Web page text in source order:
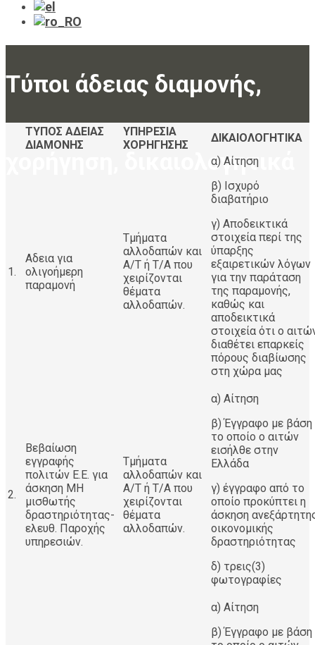
Τύποι άδειας διαμονής,
χορήγηση, δικαιολογητικά
ΤΥΠΟΣ ΑΔΕΙΑΣ
ΔΙΑΜΟΝΗΣ
ΥΠΗΡΕΣΙΑ
ΧΟΡΗΓΗΣΗΣ
ΔΙΚΑΙΟΛΟΓΗΤΙΚΑ
1.
Αδεια για
ολιγοήμερη
παραμονή
Τμήματα
αλλοδαπών και
Α/Τ ή Τ/Α που
χειρίζονται
θέματα
αλλοδαπών.
α) Αίτηση
β) Ισχυρό
διαβατήριο
γ) Αποδεικτικά
στοιχεία περί της
ύπαρξης
εξαιρετικών λόγων
για την παράταση
της παραμονής,
καθώς και
αποδεικτικά
στοιχεία ότι ο
διαθέτει επαρκείς
πόρους διαβίωσης
στη χώρα μας
2.
Βεβαίωση
εγγραφής
πολιτών Ε.Ε. για
άσκηση ΜΗ
μισθωτής
δραστηριότητας-
ελευθ. Παροχής
υπηρεσιών.
Τμήματα
αλλοδαπών και
Α/Τ ή Τ/Α που
χειρίζονται
θέματα
αλλοδαπών.
α) Αίτηση
β) Έγγραφο με βάση
το οποίο ο αιτών
εισήλθε στην
Ελλάδα
γ) έγγραφο από το
οποίο προκύπτει η
άσκηση
οικονομικής
δραστηριότητας
δ) τρεις(3)
φωτογραφίες
α) Αίτηση
β) Έγγραφο με βάση